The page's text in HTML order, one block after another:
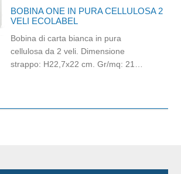
prodotto ecologico, rispettando i
requisiti ecologici riguardo la scelta
BOBINA ONE IN PURA CELLULOSA 2
VELI ECOLABEL
Bobina di carta bianca in pura
cellulosa da 2 veli. Dimensione
strappo: H22,7x22 cm. Gr/mq: 21